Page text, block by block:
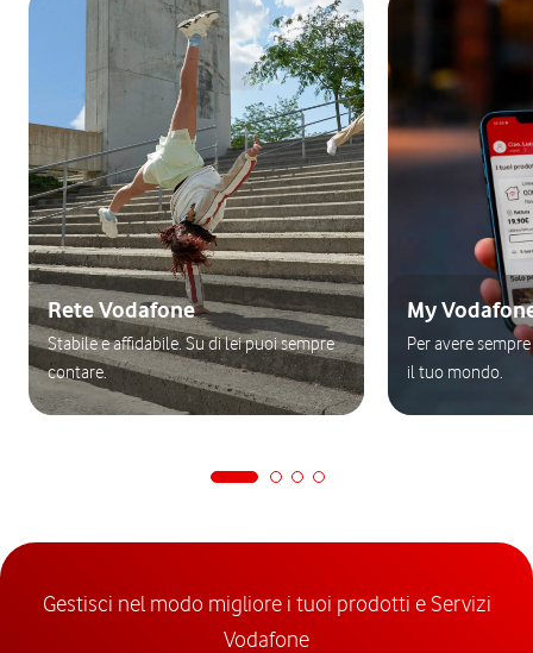
Rete Vodafone
Stabile e affidabile. Su di lei puoi sempre
contare.
My
Per avere
il tuo mondo.
Gestisci nel modo migliore i tuoi prodotti e Servizi
Vodafone